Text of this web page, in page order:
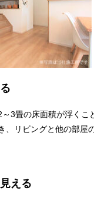
3畳の床面積が浮く
、リビングと他の部屋
える